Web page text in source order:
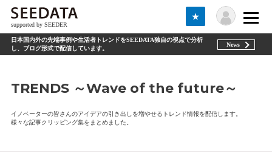
supported by SEEDER
★
日本国内外の先端事例や生活者トレンドをSEEDATA独自の視点で分析
し、ブログ形式で配信しています。
News
TRENDS ～Wave of the future～
イノベーターの皆さんのアイデアの引き出しを増やせるトレンド情報を配信します。
様々な記事クリッピング集をまとめました。